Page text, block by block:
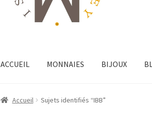
ACCUEIL MONNAIES BIJOUX
Accueil Sujets identifiés “IBB”